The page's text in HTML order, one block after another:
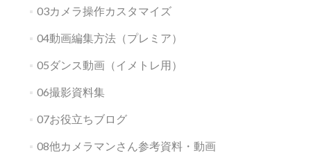
03カメラ操作カスタマイズ
04動画編集方法（プレミア）
05ダンス動画（イメトレ用）
06撮影資料集
07お役立ちブログ
08他カメラマンさん参考資料・動画